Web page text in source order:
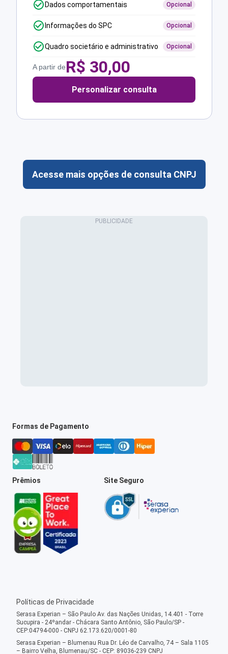
Dados comportamentais Opcional
Informações do SPC Opcional
Quadro societário e administrativo Opcional
A partir deR$ 30,00
Personalizar consulta
Acesse mais opções de consulta CNPJ
Formas de Pagamento
Prêmios Site Seguro
Políticas de Privacidade
Serasa Experian – São Paulo Av. das Nações Unidas, 14.401 - Torre
Sucupira - 24ºandar - Chácara Santo Antônio, São Paulo/SP -
CEP:04794-000 - CNPJ 62.173.620/0001-80
Serasa Experian – Blumenau Rua Dr. Léo de Carvalho, 74 – Sala 1105
– Bairro Velha, Blumenau/SC - CEP: 89036-239 CNPJ